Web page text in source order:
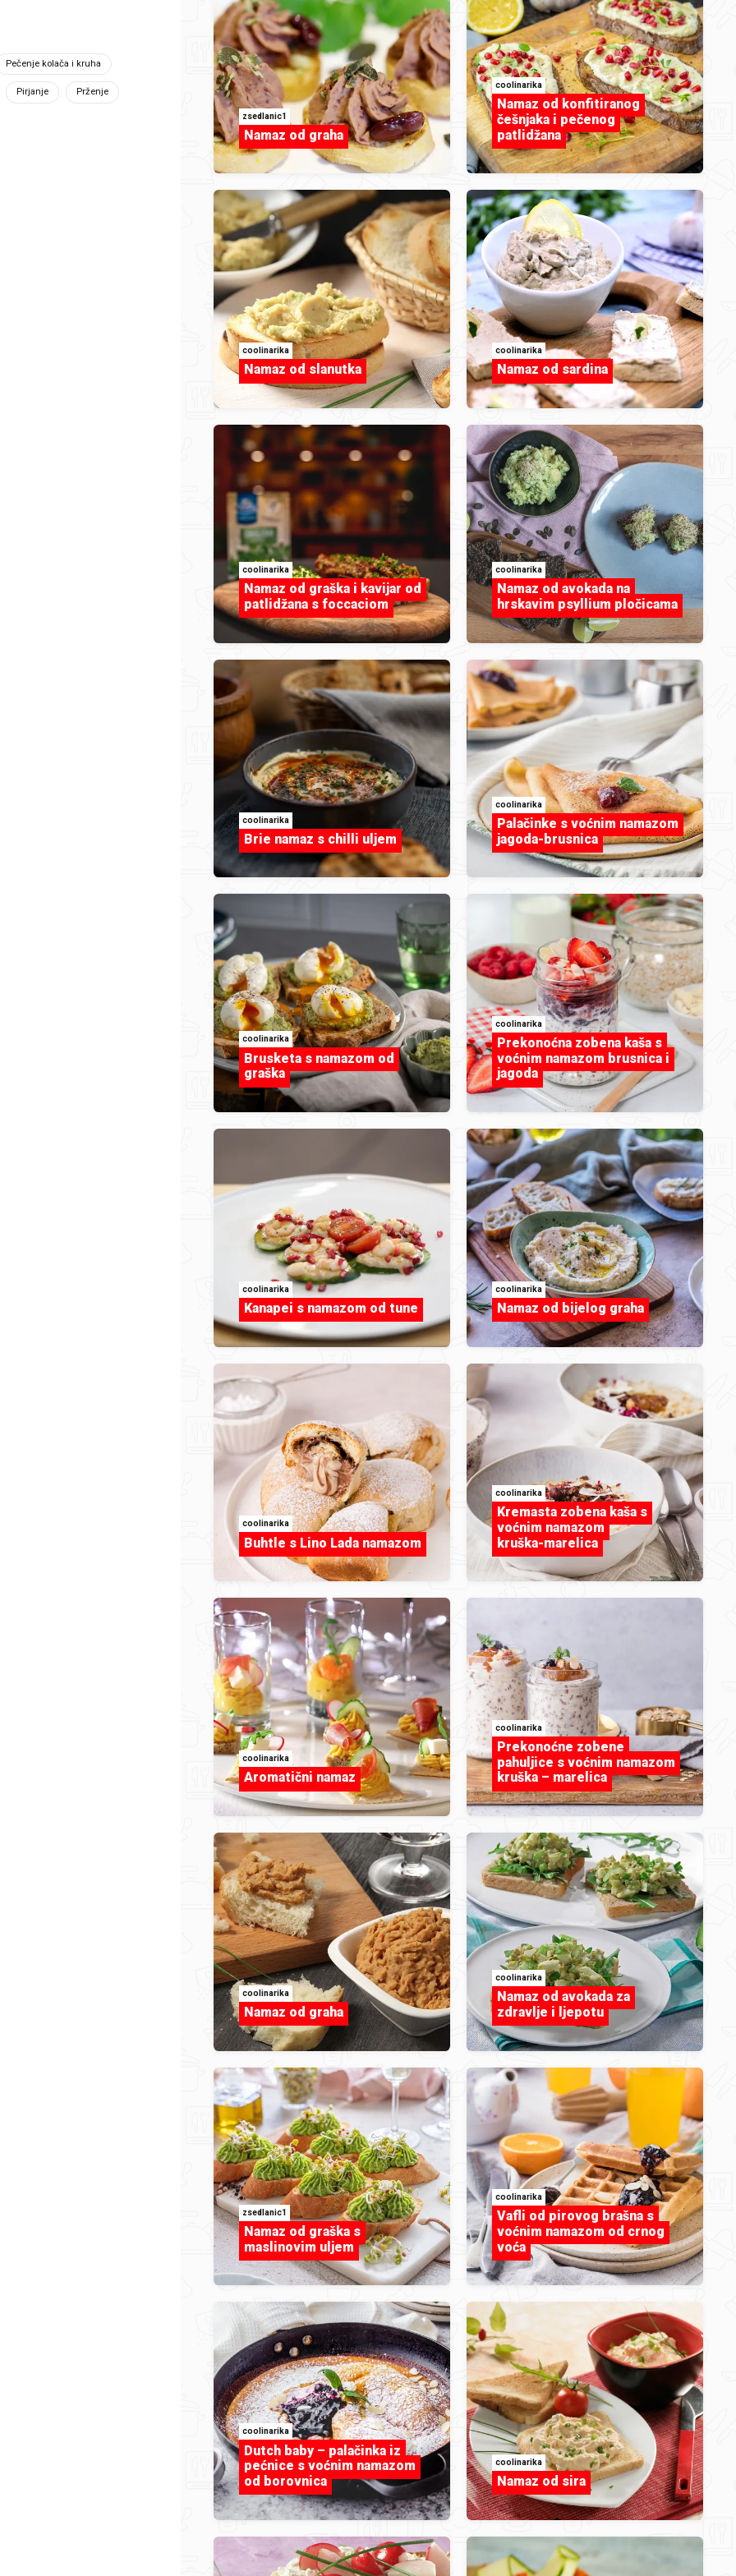
o namirnicama
Kupina Breskva
Led Patlidžan
Kruška Crveni ribiz
Hobotnica
Grožđe
Limunska kiselina Srdela
Voće
Limeta Metvica
Pečenje kolača i kruha
Pirjanje Prženje
zsedlanic1
Namaz od graha
coolinarika
Namaz od konfitiranog
češnjaka i pečenog
patlidžana
coolinarika
Namaz od slanutka
coolinarika
Namaz od sardina
coolinarika
Namaz od graška i kavijar od
patlidžana s foccaciom
coolinarika
Namaz od avokada na
hrskavim psyllium pločicama
coolinarika
Brie namaz s chilli uljem
coolinarika
Palačinke s voćnim namazom
jagoda-brusnica
coolinarika
Brusketa s namazom od
graška
coolinarika
Prekonoćna zobena kaša s
voćnim namazom brusnica i
jagoda
coolinarika
Kanapei s namazom od tune
coolinarika
Namaz od bijelog graha
coolinarika
Buhtle s Lino Lada namazom
coolinarika
Kremasta zobena kaša s
voćnim namazom
kruška-marelica
coolinarika
Aromatični namaz
coolinarika
Prekonoćne zobene
pahuljice s voćnim namazom
kruška – marelica
coolinarika
Namaz od graha
coolinarika
Namaz od avokada za
zdravlje i ljepotu
zsedlanic1
Namaz od graška s
maslinovim uljem
coolinarika
Vafli od pirovog brašna s
voćnim namazom od crnog
voća
coolinarika
Dutch baby – palačinka iz
pećnice s voćnim namazom
od borovnica
coolinarika
Namaz od sira